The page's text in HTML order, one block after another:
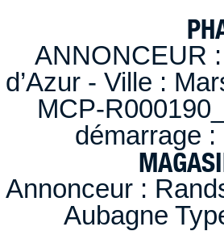
ANNONCEUR
d’Azur - Ville :
MCP-
démarrage
Annonceur :
Aubagne